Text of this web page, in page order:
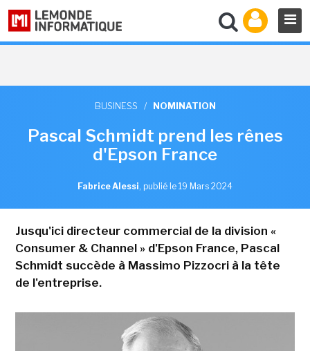
BUSINESS / NOMINATION
Pascal Schmidt prend les rênes
d'Epson France
Fabrice Alessi, publié le 19 Mars 2024
Jusqu'ici directeur commercial de la division «
Consumer & Channel » d'Epson France, Pascal
Schmidt succède à Massimo Pizzocri à la tête
de l'entreprise.